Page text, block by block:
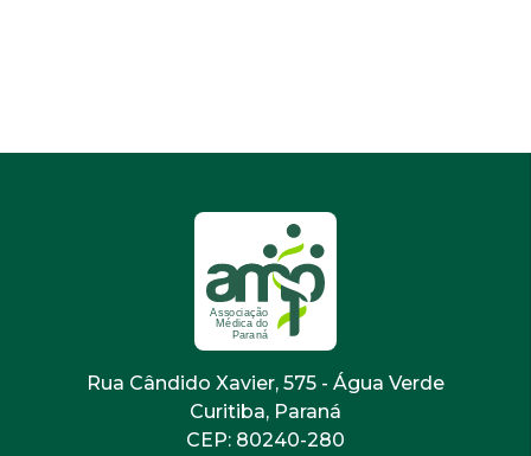
Rua Cândido Xavier, 575 - Água Verde
Curitiba, Paraná
CEP: 80240-280